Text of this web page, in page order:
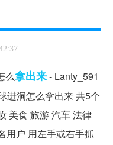
么拿出来- Lanty_591
进洞怎么拿出来 共5个
美食 旅游 汽车 法律
用户 用左手或右手抓